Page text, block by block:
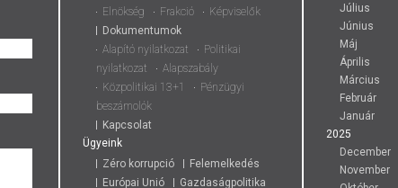
Elnökség
Frakció
Képviselők
Dokumentumok
Alapító nyilatkozat
Politikai
nyilatkozat
Alapszabály
Közpolitikai 13+1
Pénzügyi
beszámolók
Kapcsolat
Ügyeink
Zéro korrupció
Felemelkedés
Európai Unió
Gazdaságpolitika
Július
Június
Máj
Április
Március
Február
Január
2025
December
November